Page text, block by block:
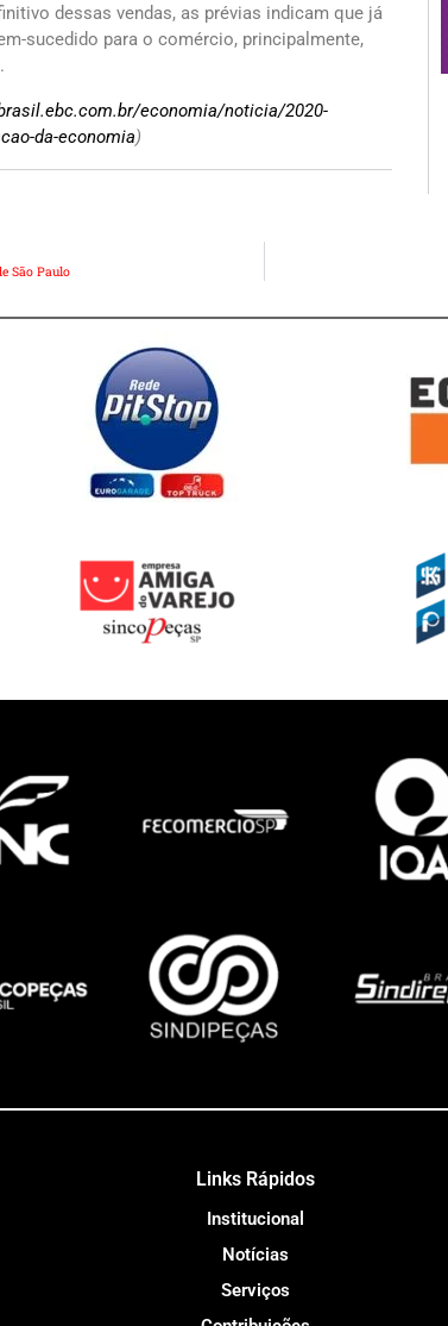
dessas vendas, as prévias indicam que já
sucedido para o comércio, principalmente,
economia/noticia/2020-
da-economia)
São Paulo
Links Rápidos
Institucional
Notícias
Serviços